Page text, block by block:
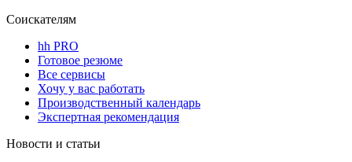
Соискателям
hh PRO
Готовое резюме
Все сервисы
Хочу у вас работать
Производственный календарь
Экспертная рекомендация
Новости и статьи